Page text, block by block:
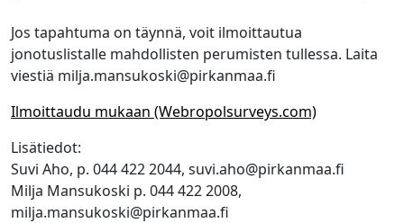
Jos tapahtuma on täynnä, voit ilmoittautua
jonotuslistalle mahdollisten perumisten tullessa. Laita
viestiä milja.mansukoski@pirkanmaa.fi
Ilmoittaudu mukaan (Webropolsurveys.com)
Lisätiedot:
Suvi Aho, p. 044 422 2044, suvi.aho@pirkanmaa.fi
Milja Mansukoski p. 044 422 2008,
milja.mansukoski@pirkanmaa.fi